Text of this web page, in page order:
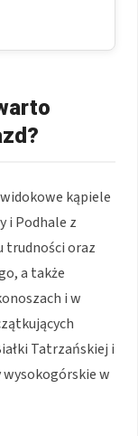
kąpiele
i Podhale z
trudności oraz
a także
i w
Tatrzańskiej i
wysokogórskie w